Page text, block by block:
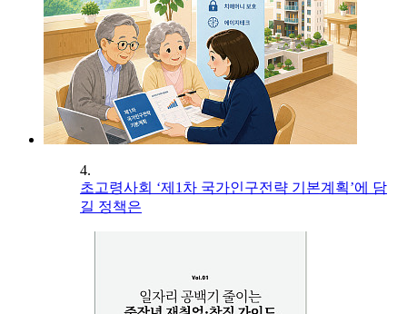
4.
초고령사회 ‘제1차 국가인구전략 기본계획’에 담
길 정책은